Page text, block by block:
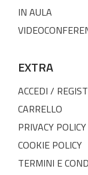
IN AULA
EXTRA
ACCEDI /
CARRELLO
PRIVACY POLICY
COOKIE POLICY
TERMINI E